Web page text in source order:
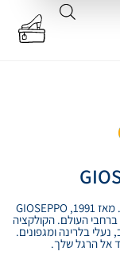
נעלי GIOSEPPO | נעליים ספרדיות אופנתיות לנשים. מאז 1991, GIOSEPPO
המייצא ליותר מ-60 מדינות ברחבי העולם. הקולקציה
בלרינה ומגפונים.
אל הרגל שלך.